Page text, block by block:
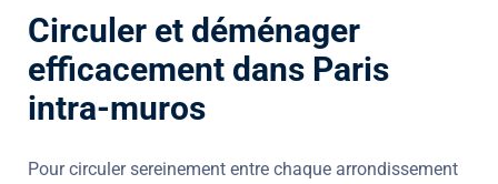
Circuler et déménager
efficacement dans Paris
intra-muros
Pour circuler sereinement entre chaque arrondissement